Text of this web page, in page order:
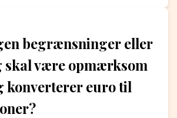
begrænsninger eller
skal være opmærksom
konverterer euro til